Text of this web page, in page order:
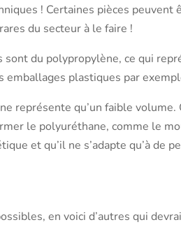
! Certaines pièces peuvent
du secteur à le faire !
du polypropylène, ce qui
plastiques par
représente qu’un faible volume.
le polyuréthane, comme le
et qu’il ne s’adapte qu’à de
en voici d’autres qui